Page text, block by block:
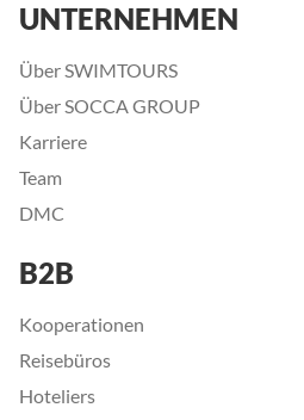
UNTERNEHMEN
Über SWIMTOURS
Über SOCCA GROUP
Karriere
Team
DMC
B2B
Kooperationen
Reisebüros
Hoteliers